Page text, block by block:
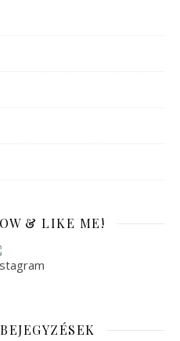
& LIKE ME!